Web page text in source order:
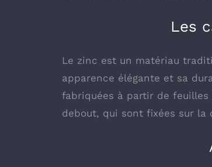
Les
Le zinc est un matériau
apparence élégante et sa
fabriquées à partir de
debout, qui sont fixées sur la